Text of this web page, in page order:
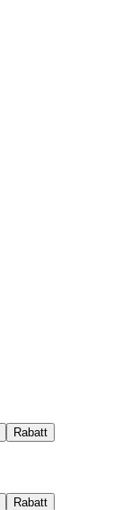
Rabatt
Rabatt